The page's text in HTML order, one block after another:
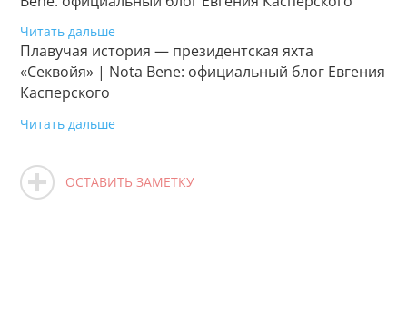
Читать дальше
Плавучая история — президентская яхта
«Секвойя» | Nota Bene: официальный блог Евгения
Касперского
Читать дальше
ОСТАВИТЬ ЗАМЕТКУ